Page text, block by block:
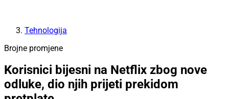
Tehnologija
Brojne promjene
Korisnici bijesni na Netflix zbog nove
odluke, dio njih prijeti prekidom